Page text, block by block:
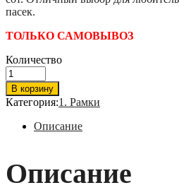
пасек.
ТОЛЬКО САМОВЫВОЗ
Количество
В корзину
Категория:1. Рамки
Описание
Описание